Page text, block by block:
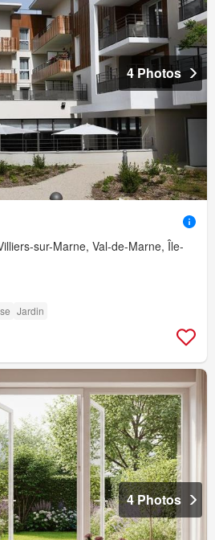
4 Photos
sur-Marne, Val-de-Marne, Île-
Jardin
4 Photos